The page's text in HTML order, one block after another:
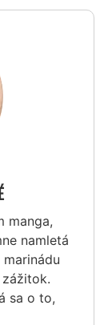
manga,
namletá
sa o to,